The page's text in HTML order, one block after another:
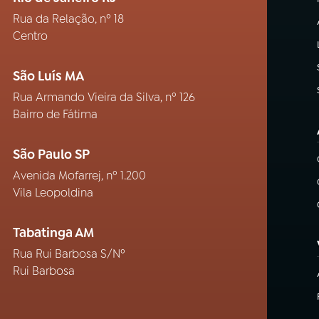
Rua da Relação, nº 18
Centro
São Luís MA
Rua Armando Vieira da Silva, nº 126
Bairro de Fátima
São Paulo SP
Avenida Mofarrej, nº 1.200
Vila Leopoldina
Tabatinga AM
Rua Rui Barbosa S/Nº
Rui Barbosa